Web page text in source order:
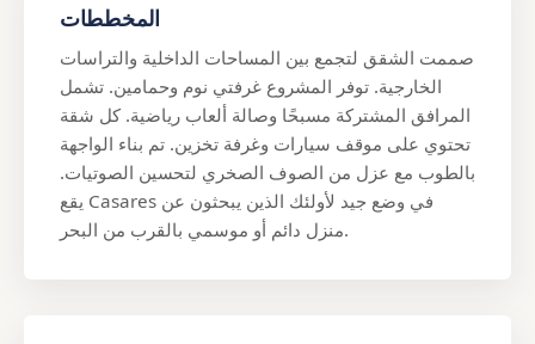
المخططات
صممت الشقق لتجمع بين المساحات الداخلية والتراسات
الخارجية. توفر المشروع غرفتي نوم وحمامين. تشمل
المرافق المشتركة مسبحًا وصالة ألعاب رياضية. كل شقة
تحتوي على موقف سيارات وغرفة تخزين. تم بناء الواجهة
بالطوب مع عزل من الصوف الصخري لتحسين الصوتيات.
يقع Casares في وضع جيد لأولئك الذين يبحثون عن
منزل دائم أو موسمي بالقرب من البحر.